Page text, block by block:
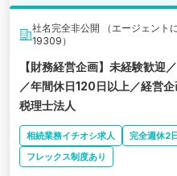
社名完全非公開 （エージェント
19309）
【財務経営企画】未経験歓迎
／年間休日120日以上／経営
税理士法人
相続業務イチオシ求人 完全週休2
フレックス制度あり